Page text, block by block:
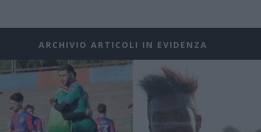
ARCHIVIO ARTICOLI IN EVIDENZA